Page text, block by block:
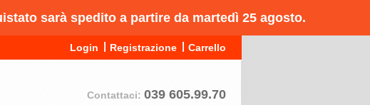
sarà spedito a partire da martedì 25 agosto.
Login Registrazione Carrello
Contattaci: 039 605.99.70